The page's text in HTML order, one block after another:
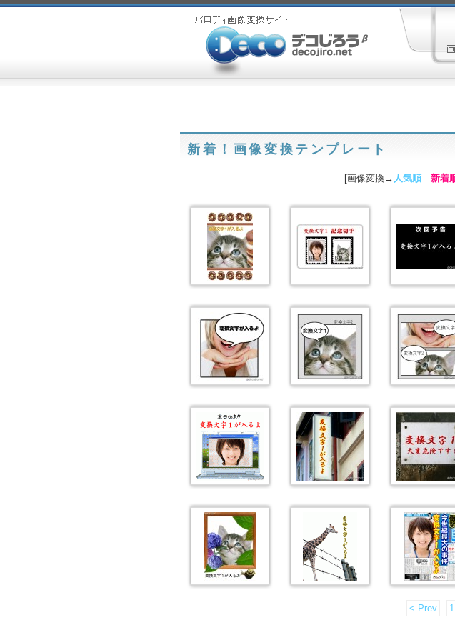
新着！画像変換テンプレート
[画像変換→ 人気順 ｜ 新着
< Prev 1